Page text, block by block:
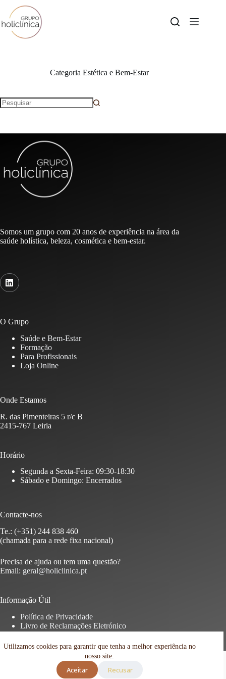
Utilizamos cookies para garantir que tenha a melhor experiência no
nosso site.
Aceitar Recusar
Categoria Estética e Bem-Estar
Somos um grupo com 20 anos de experiência na área da
saúde holística, beleza, cosmética e bem-estar.
O Grupo
Saúde e Bem-Estar
Formação
Para Profissionais
Loja Online
Onde Estamos
R. das Pimenteiras 5 r/c B
2415-767 Leiria
Horário
Segunda a Sexta-Feira: 09:30-18:30
Sábado e Domingo: Encerrados
Contacte-nos
Te.: (+351) 244 838 460
(chamada para a rede fixa nacional)
Precisa de ajuda ou tem uma questão?
Email: geral@holiclinica.pt
Informação Útil
Política de Privacidade
Livro de Reclamações Eletrónico